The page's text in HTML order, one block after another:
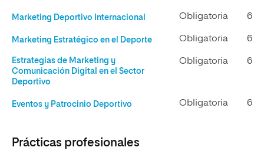
Marketing Deportivo Internacional Obligatoria 6
Marketing Estratégico en el Deporte Obligatoria 6
Estrategias de Marketing y
Comunicación Digital en el Sector
Deportivo
Obligatoria 6
Eventos y Patrocinio Deportivo Obligatoria 6
Prácticas profesionales